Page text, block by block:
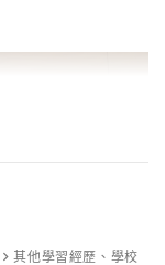
其他學習經歷 、 學校